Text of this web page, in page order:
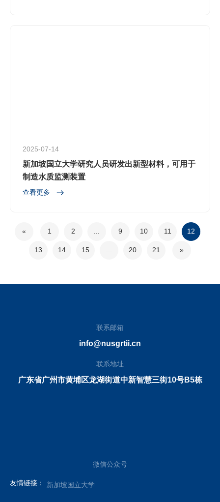
2025-07-14
新加坡国立大学研究人员研发出新型材料，可用于
制造水质监测装置
查看更多
« 1 2 ... 9 10 11 12
13 14 15 ... 20 21 »
联系邮箱
info@nusgrtii.cn
联系地址
广东省广州市黄埔区龙湖街道中新智慧三街10号B5栋
微信公众号
友情链接： 新加坡国立大学